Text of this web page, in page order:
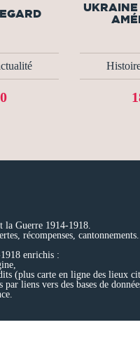
UKRAINE
la Guerre 1914-1918.
récompenses, cantonnements...
enrichis :
(plus carte en ligne des lieux
liens vers des bases de